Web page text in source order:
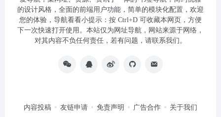
的设计风格，全面的前端用户功能，简单的模块化配置，欢迎
您的体验，导航看看小提示：按 Ctrl+D 可收藏本网页，方便
下一次快速打开使用。本站仅为网址导航，网站来源于网络，
对其内容不负任何责任，若有问题，请联系我们。
内容投稿 友链申请 免责声明 广告合作 关于我们